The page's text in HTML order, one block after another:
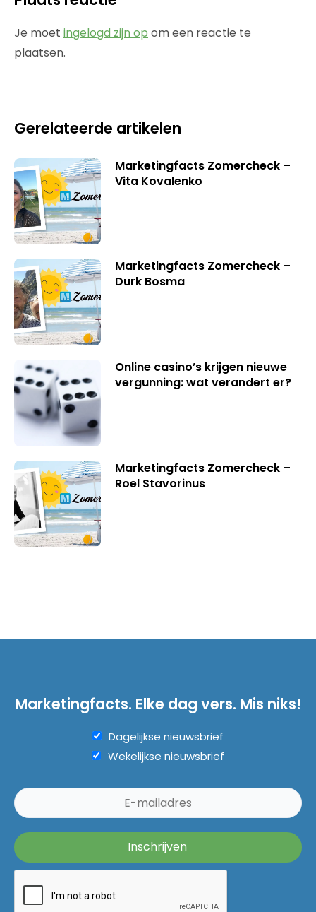
Je moet ingelogd zijn op om een reactie te
plaatsen.
Gerelateerde artikelen
Marketingfacts Zomercheck –
Vita Kovalenko
Marketingfacts Zomercheck –
Durk Bosma
Online casino’s krijgen nieuwe
vergunning: wat verandert er?
Marketingfacts Zomercheck –
Roel Stavorinus
Marketingfacts. Elke dag vers. Mis niks!
Dagelijkse nieuwsbrief
Wekelijkse nieuwsbrief